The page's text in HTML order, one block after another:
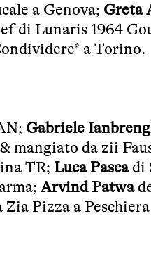
a Genova; Greta
di Lunaris 1964
a Torino.
Gabriele
mangiato da zii
TR; Luca Pascadi
Arvind Patwa
Pizza a